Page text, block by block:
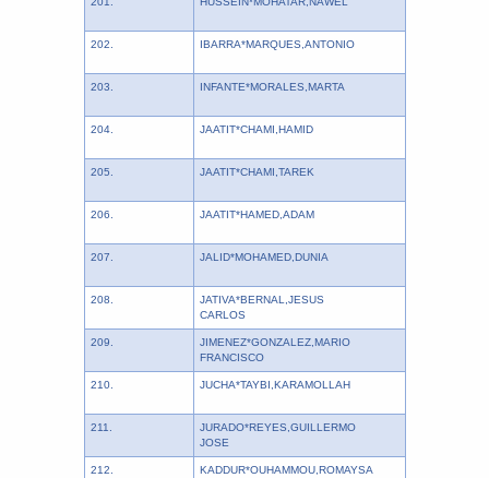
202. IBARRA*MARQUES,ANTONIO
203. INFANTE*MORALES,MARTA
204. JAATIT*CHAMI,HAMID
205. JAATIT*CHAMI,TAREK
206. JAATIT*HAMED,ADAM
207. JALID*MOHAMED,DUNIA
208.
JATIVA*BERNAL,JESUS
CARLOS
209.
JIMENEZ*GONZALEZ,MARIO
FRANCISCO
210. JUCHA*TAYBI,KARAMOLLAH
211.
JURADO*REYES,GUILLERMO
JOSE
212. KADDUR*OUHAMMOU,ROMAYSA